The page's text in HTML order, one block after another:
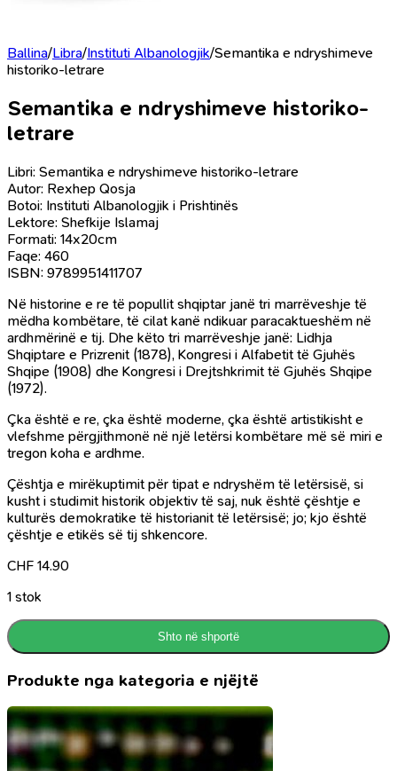
Ballina/Libra/Instituti Albanologjik/Semantika e ndryshimeve
historiko-letrare
Semantika e ndryshimeve historiko-
letrare
Libri: Semantika e ndryshimeve historiko-letrare
Autor: Rexhep Qosja
Botoi: Instituti Albanologjik i Prishtinës
Lektore: Shefkije Islamaj
Formati: 14x20cm
Faqe: 460
ISBN: 9789951411707
Në historine e re të popullit shqiptar janë tri marrëveshje të
mëdha kombëtare, të cilat kanë ndikuar paracaktueshëm në
ardhmërinë e tij. Dhe këto tri marrëveshje janë: Lidhja
Shqiptare e Prizrenit (1878), Kongresi i Alfabetit të Gjuhës
Shqipe (1908) dhe Kongresi i Drejtshkrimit të Gjuhës Shqipe
(1972).
Çka është e re, çka është moderne, çka është artistikisht e
vlefshme përgjithmonë në një letërsi kombëtare më së miri e
tregon koha e ardhme.
Çështja e mirëkuptimit për tipat e ndryshëm të letërsisë, si
kusht i studimit historik objektiv të saj, nuk është çështje e
kulturës demokratike të historianit të letërsisë; jo; kjo është
çështje e etikës së tij shkencore.
CHF 14.90
1 stok
Shto në shportë
Produkte nga kategoria e njëjtë